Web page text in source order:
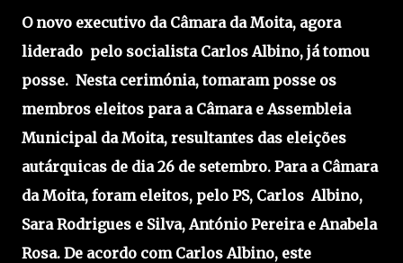
O novo executivo da Câmara da Moita, agora
liderado pelo socialista Carlos Albino, já tomou
posse. Nesta cerimónia, tomaram posse os
membros eleitos para a Câmara e Assembleia
Municipal da Moita, resultantes das eleições
autárquicas de dia 26 de setembro. Para a Câmara
da Moita, foram eleitos, pelo PS, Carlos Albino,
Sara Rodrigues e Silva, António Pereira e Anabela
Rosa. De acordo com Carlos Albino, este